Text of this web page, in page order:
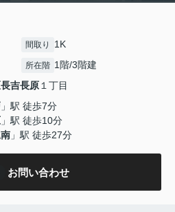
間取り 1K
所在階 1階/3階建
長吉長原 １丁目
」駅 徒歩7分
」駅 徒歩10分
」駅 徒歩27分
お問い合わせ